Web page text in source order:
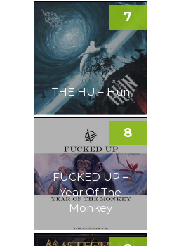
THE HU – Hun
7
FUCKED UP –
Year Of The
Monkey
8